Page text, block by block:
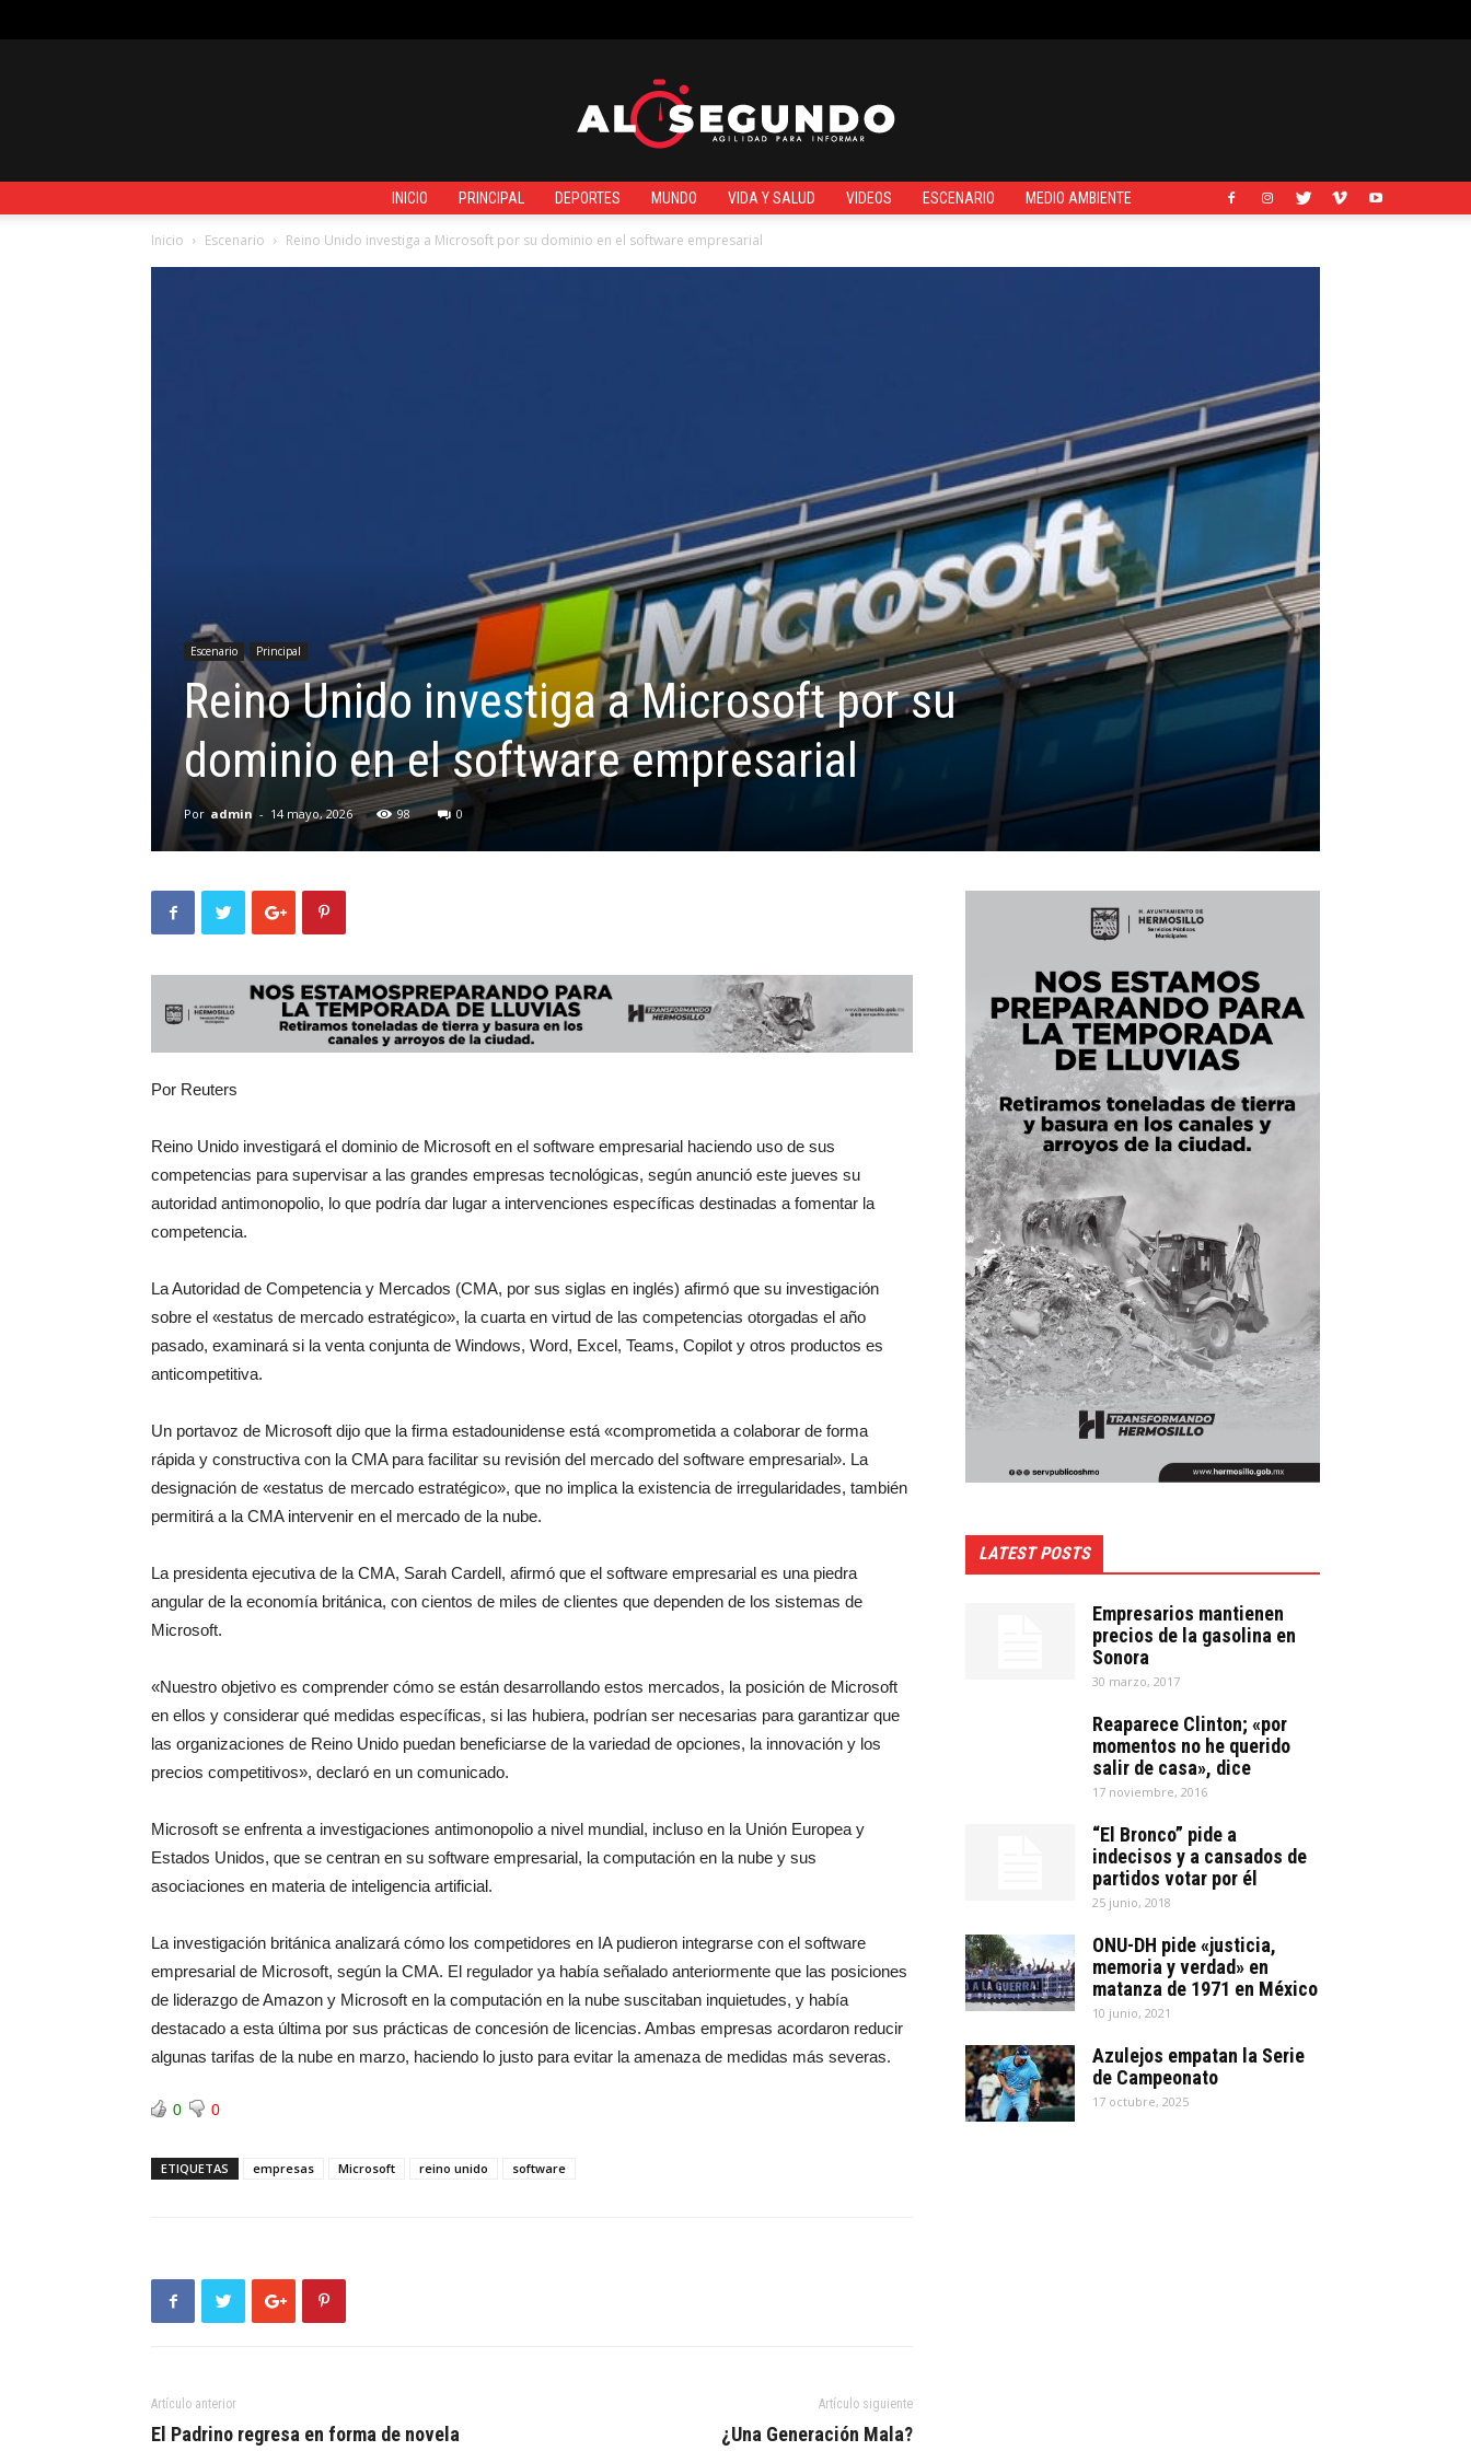
INICIO PRINCIPAL DEPORTES MUNDO VIDA Y SALUD VIDEOS ESCENARIO MEDIO AMBIENTE
Inicio Escenario Reino Unido investiga a Microsoft por su dominio en el software empresarial
Escenario Principal
Reino Unido investiga a Microsoft por su
dominio en el software empresarial
Por admin - 14 mayo, 2026 98 0
Por Reuters
Reino Unido investigará el dominio de Microsoft en el software empresarial ⁠haciendo uso de sus
competencias para supervisar a las grandes empresas tecnológicas, según anunció este jueves su
autoridad antimonopolio, lo que podría dar lugar a intervenciones específicas destinadas ⁠a fomentar la
competencia.
La Autoridad ⁠de Competencia y Mercados (CMA, por sus siglas en inglés) afirmó que su investigación
sobre el «estatus de mercado estratégico», la cuarta en virtud de las competencias otorgadas el año
pasado, examinará si la venta conjunta de Windows, Word, Excel, Teams, Copilot y otros productos es
anticompetitiva.
Un portavoz de Microsoft dijo que la firma estadounidense está «comprometida a colaborar de forma
rápida y constructiva con la CMA para facilitar su revisión del mercado del software empresarial». La
designación de «estatus de mercado estratégico», que no implica la existencia de irregularidades, también
permitirá a la CMA intervenir en el mercado de la nube.
La presidenta ejecutiva de la CMA, Sarah Cardell, afirmó que el software empresarial es una piedra
angular de la economía británica, con cientos de miles de clientes que dependen de los sistemas de
Microsoft.
«Nuestro objetivo es comprender cómo se están desarrollando estos mercados, la posición de Microsoft
en ellos y considerar qué medidas específicas, si las hubiera, podrían ser necesarias para garantizar que
las organizaciones de Reino Unido puedan beneficiarse de la variedad de opciones, la innovación ⁠y los
precios competitivos», declaró en un comunicado.
Microsoft ⁠se enfrenta a investigaciones antimonopolio ⁠a nivel mundial, incluso en la Unión Europea y
Estados Unidos, que se centran en su ⁠software empresarial, la computación en la nube y sus
asociaciones en materia de inteligencia artificial.
La investigación británica analizará cómo los competidores en IA pudieron integrarse con el software
empresarial de Microsoft, según la CMA. El regulador ya había señalado anteriormente que las posiciones
de liderazgo de Amazon y Microsoft en la computación en la nube suscitaban inquietudes, y había
destacado a esta última por sus prácticas de concesión ⁠de licencias. Ambas empresas acordaron reducir
algunas tarifas de la nube en marzo, haciendo lo justo para evitar la amenaza de medidas más severas.
0 0
ETIQUETAS empresas Microsoft reino unido software
Artículo anterior
El Padrino regresa en forma de novela
Artículo siguiente
¿Una Generación Mala?
LATEST POSTS
Empresarios mantienen
precios de la gasolina en
Sonora
30 marzo, 2017
Reaparece Clinton; «por
momentos no he querido
salir de casa», dice
17 noviembre, 2016
“El Bronco” pide a
indecisos y a cansados de
partidos votar por él
25 junio, 2018
ONU-DH pide «justicia,
memoria y verdad» en
matanza de 1971 en México
10 junio, 2021
Azulejos empatan la Serie
de Campeonato
17 octubre, 2025